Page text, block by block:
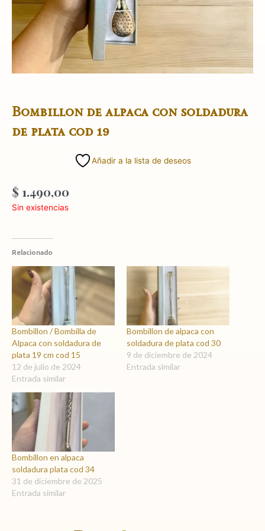
Bombillon de alpaca con soldadura
de plata cod 19
Añadir a la lista de deseos
$ 1.490,00
Sin existencias
Relacionado
Bombillon / Bombilla de
Alpaca con soldadura de
plata 19 cm cod 15
12 de julio de 2024
Entrada similar
Bombillon de alpaca con
soldadura de plata cod 30
9 de diciembre de 2024
Entrada similar
Bombillon en alpaca
soldadura plata cod 34
31 de diciembre de 2025
Entrada similar